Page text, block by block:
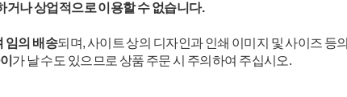
거나 상업적으로 이용할 수 없습니다.
임의 배송되며, 사이트 상의 디자인과 인쇄 이미지 및 사이즈 등의
가 날 수도 있으므로 상품 주문 시 주의하여 주십시오.